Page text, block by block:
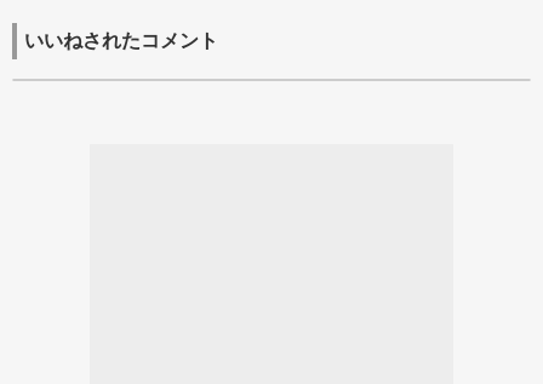
いいねされたコメント